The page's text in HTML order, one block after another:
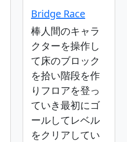
Bridge Race
棒人間のキャラ
クターを操作し
て床のブロック
を拾い階段を作
りフロアを登っ
ていき最初にゴ
ールしてレベル
をクリアしてい